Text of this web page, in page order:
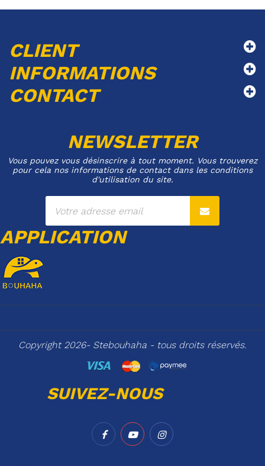
CLIENT
INFORMATIONS
CONTACT
NEWSLETTER
Vous pouvez vous désinscrire à tout moment. Vous trouverez
pour cela nos informations de contact dans les conditions
d'utilisation du site.
APPLICATION
Copyright 2026- Stebouhaha - tous droits réservés.
SUIVEZ-NOUS